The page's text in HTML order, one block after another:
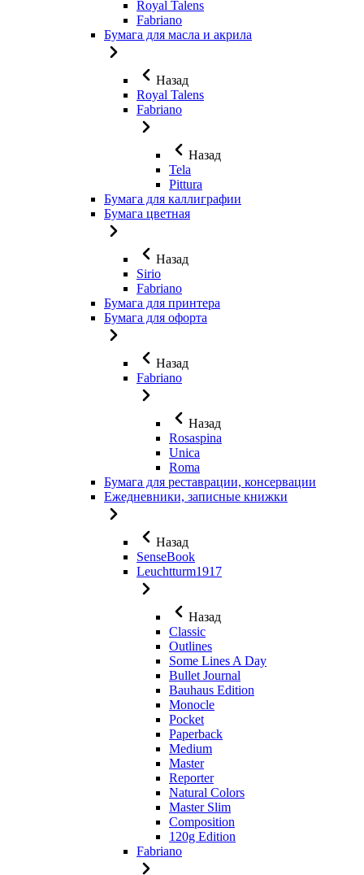
Royal Talens
Fabriano
Бумага для масла и акрила
Назад
Royal Talens
Fabriano
Назад
Tela
Pittura
Бумага для каллиграфии
Бумага цветная
Назад
Sirio
Fabriano
Бумага для принтера
Бумага для офорта
Назад
Fabriano
Назад
Rosaspina
Unica
Roma
Бумага для реставрации, консервации
Ежедневники, записные книжки
Назад
SenseBook
Leuchtturm1917
Назад
Classic
Outlines
Some Lines A Day
Bullet Journal
Bauhaus Edition
Monocle
Pocket
Paperback
Medium
Master
Reporter
Natural Colors
Master Slim
Composition
120g Edition
Fabriano